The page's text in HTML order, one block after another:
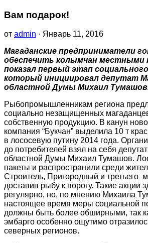
Вам подарок!
от admin · Январь 11, 2016
Магаданские предприниматели
обеспечить колымчан местными
показал первый этап
который инициировал депутат
областной Думы Михаил
Рыбопромышленникам региона
социально незащищенных
собственную продукцию. В канун
компания “Букчан” выделила 10 т
в лососевую путину 2014 года.
до потребителей взял на себя
областной Думы Михаил Тумашов.
пакеты и распространили среди
Строитель, Пригородный и третьего
доставив рыбу к порогу. Такие акции
регулярно, но, по мнению Михаила
настоящее время меры социальной
должны быть более обширными, так
эмбарго особенно ощутимо
северных регионов.